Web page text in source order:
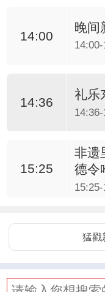
14:00
晚间
14:36
礼乐
15:25
非遗
德令